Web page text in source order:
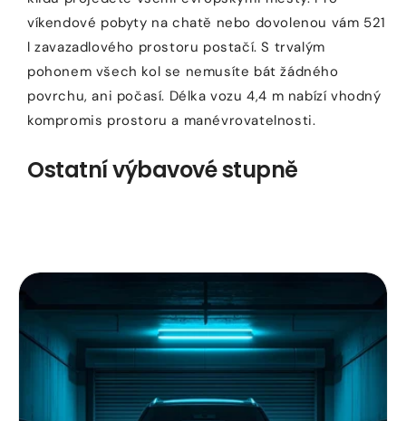
víkendové pobyty na chatě nebo dovolenou vám 521
l zavazadlového prostoru postačí. S trvalým
pohonem všech kol se nemusíte bát žádného
povrchu, ani počasí. Délka vozu 4,4 m nabízí vhodný
kompromis prostoru a manévrovatelnosti.
Ostatní výbavové stupně